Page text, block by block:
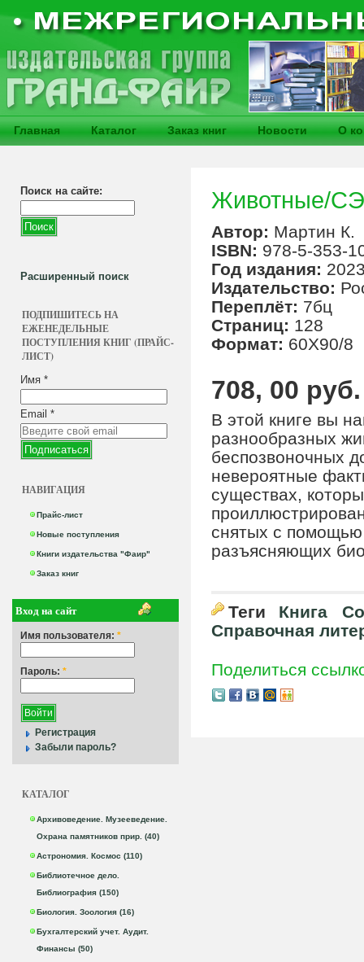
Главная Каталог Заказ книг Новости О
Поиск на сайте:
Расширенный поиск
ПОДПИШИТЕСЬ НА
ЕЖЕНЕДЕЛЬНЫЕ
ПОСТУПЛЕНИЯ КНИГ (ПРАЙС-
ЛИСТ)
Имя *
Email *
НАВИГАЦИЯ
Прайс-лист
Новые поступления
Книги издательства "Фаир"
Заказ книг
Вход на сайт
Имя пользователя: *
Пароль: *
Регистрация
Забыли пароль?
КАТАЛОГ
Архивоведение. Музееведение.
Охрана памятников прир. (40)
Астрономия. Космос (110)
Библиотечное дело.
Библиография (150)
Биология. Зоология (16)
Бухгалтерский учет. Аудит.
Финансы (50)
Животные/СЭ
Автор: Мартин К.
ISBN: 978-5-353-
Год издания:
Издательство:
Переплёт: 7бц
Страниц: 128
Формат: 60Х90/8
708, 00 руб.
В этой книге вы
разнообразных
беспозвоночных
невероятные
существах,
снятых с
разъясняющих
Теги Книга
Справочная
Поделиться